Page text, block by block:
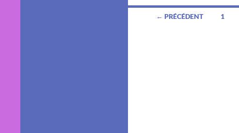
Navigation
← PRÉCÉDENT 1